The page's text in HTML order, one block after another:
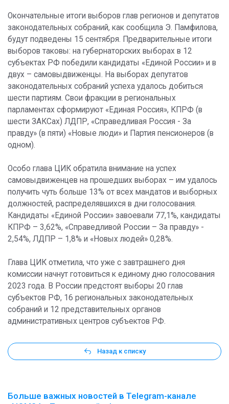
Окончательные итоги выборов глав регионов и депутатов
законодательных собраний, как сообщила Э. Памфилова,
будут подведены 15 сентября. Предварительные итоги
выборов таковы: на губернаторских выборах в 12
субъектах РФ победили кандидаты «Единой России» и в
двух – самовыдвиженцы. На выборах депутатов
законодательных собраний успеха удалось добиться
шести партиям. Свои фракции в региональных
парламентах сформируют «Единая Россия», КПРФ (в
шести ЗАКСах) ЛДПР, «Справедливая Россия - За
правду» (в пяти) «Новые люди» и Партия пенсионеров (в
одном).
Особо глава ЦИК обратила внимание на успех
самовыдвиженцев на прошедших выборах – им удалось
получить чуть больше 13% от всех мандатов и выборных
должностей, распределявшихся в дни голосования.
Кандидаты «Единой России» завоевали 77,1%, кандидаты
КПРФ – 3,62%, «Справедливой России – За правду» -
2,54%, ЛДПР – 1,8% и «Новых людей» 0,28%.
Глава ЦИК отметила, что уже с завтрашнего дня
комиссии начнут готовиться к единому дню голосования
2023 года. В России предстоят выборы 20 глав
субъектов РФ, 16 региональных законодательных
собраний и 12 представительных органов
административных центров субъектов РФ.
Назад к списку
Больше важных новостей в Telegram-канале